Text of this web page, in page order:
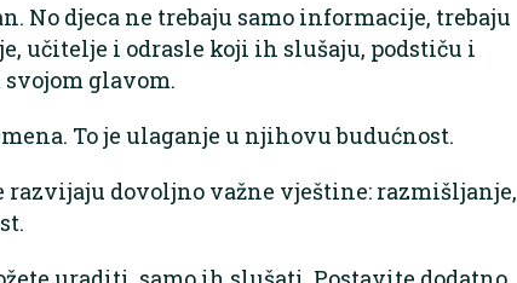
No djeca ne trebaju samo informacije, trebaju
učitelje i odrasle koji ih slušaju, podstiču i
glavom.
To je ulaganje u njihovu budućnost.
razvijaju dovoljno važne vještine: razmišljanje,